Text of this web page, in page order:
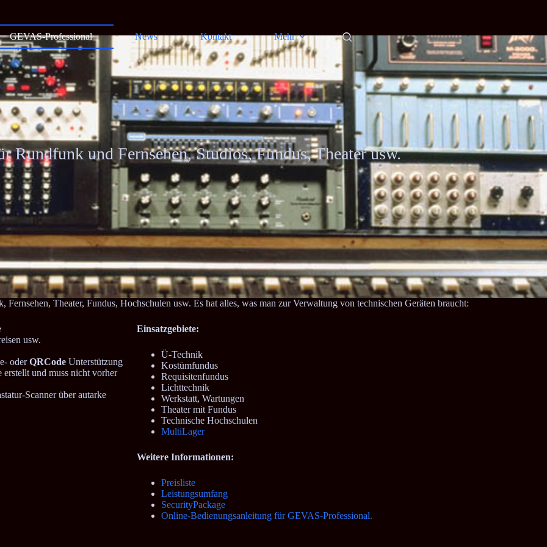
GEVAS-Professional News Kontakt Mehr
Rundfunk und Fernsehen, Studios, Fundus, Theater usw.
Theater, Fundus, Hochschulen usw. Es hat alles, was man zur Verwaltung von technischen Geräten braucht:
usw.
oderQRCode Unterstützung
und muss nicht vorher
Scanner über autarke
Einsatzgebiete:
Ü-Technik
Kostümfundus
Requisitenfundus
Lichttechnik
Werkstatt, Wartungen
Theater mit Fundus
Technische Hochschulen
MultiLager
Weitere Informationen:
Preisliste
Leistungsumfang
SecurityPackage
Online-Bedienungsanleitung für GEVAS-Professional.